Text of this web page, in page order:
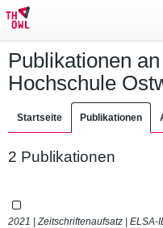
Publikationen
Hochschule
Startseite Publikationen
2 Publikationen
2021 | Zeitschriftenaufsatz | ELSA-